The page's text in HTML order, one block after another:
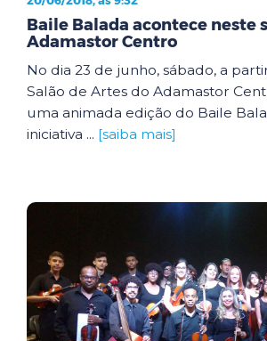
Baile Balada acontece neste
Adamastor Centro
No dia 23 de junho, sábado, a
Salão de Artes do Adamastor
uma animada edição do Baile
iniciativa ... [saiba mais]